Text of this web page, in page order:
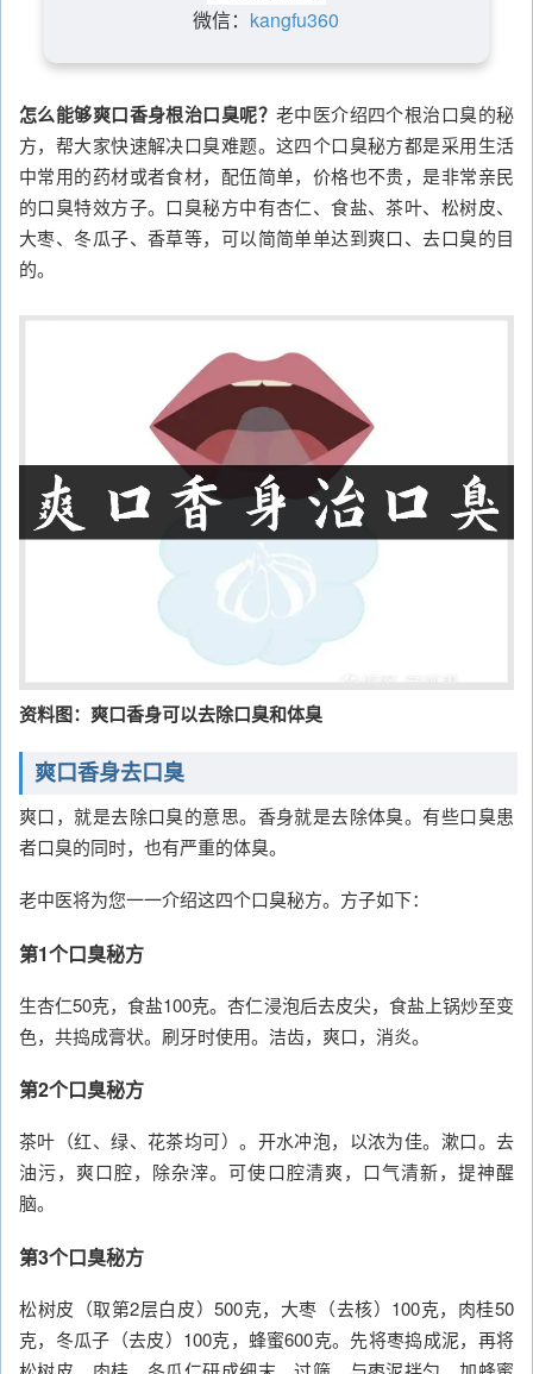
微信： kangfu360
怎么能够爽口香身根治口臭呢？ 老中医介绍四个根治口臭的秘
方，帮大家快速解决口臭难题。这四个口臭秘方都是采用生活
中常用的药材或者食材，配伍简单，价格也不贵，是非常亲民
的口臭特效方子。口臭秘方中有杏仁、食盐、茶叶、松树皮、
大枣、冬瓜子、香草等，可以简简单单达到爽口、去口臭的目
的。
资料图：爽口香身可以去除口臭和体臭
爽口香身去口臭
爽口，就是去除口臭的意思。香身就是去除体臭。有些口臭患
者口臭的同时，也有严重的体臭。
老中医将为您一一介绍这四个口臭秘方。方子如下：
第1个口臭秘方
生杏仁50克，食盐100克。杏仁浸泡后去皮尖，食盐上锅炒至变
色，共捣成膏状。刷牙时使用。洁齿，爽口，消炎。
第2个口臭秘方
茶叶（红、绿、花茶均可）。开水冲泡，以浓为佳。漱口。去
油污，爽口腔，除杂滓。可使口腔清爽，口气清新，提神醒
脑。
第3个口臭秘方
松树皮（取第2层白皮）500克，大枣（去核）100克，肉桂50
克，冬瓜子（去皮）100克，蜂蜜600克。先将枣捣成泥，再将